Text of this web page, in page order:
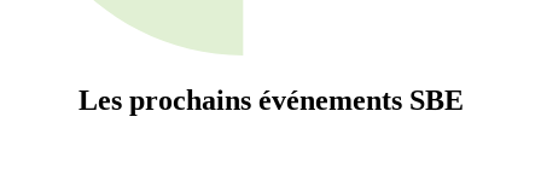
Les prochains événements SBE